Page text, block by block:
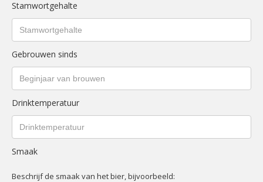
Stamwortgehalte
Gebrouwen sinds
Drinktemperatuur
Smaak
Beschrijf de smaak van het bier, bijvoorbeeld: